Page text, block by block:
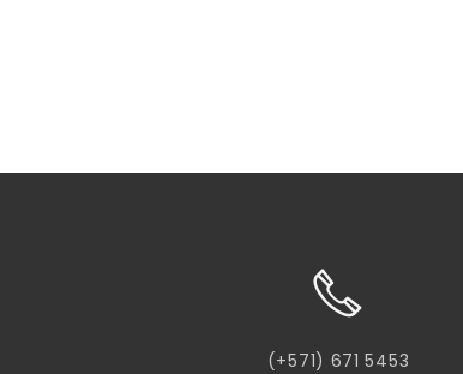
(+571) 671 5453